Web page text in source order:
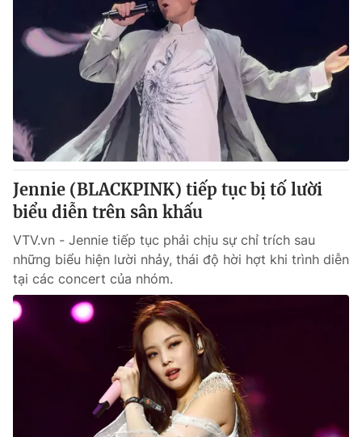
Shorts video
VTV Money VTV Thể thao
Bất động sản
Thị trường 24h Tấm lòng Việt
VTV4 Vươn mình bằng AI
VTV9 VTV8
Liên hệ tòa soạn
Theo dõi báo trên
Jennie (BLACKPINK) tiếp tục bị tố lười
biểu diễn trên sân khấu
VTV.vn - Jennie tiếp tục phải chịu sự chỉ trích sau
những biểu hiện lười nhảy, thái độ hời hợt khi trình diễn
tại các concert của nhóm.